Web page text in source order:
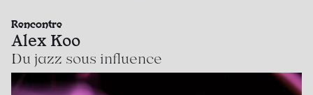
Rencontre
Alex Koo
Du jazz sous influence